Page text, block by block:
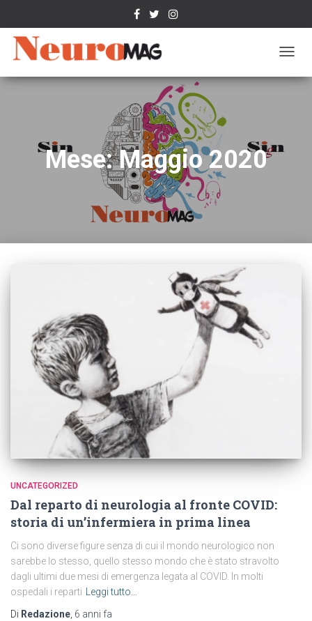
Mese: Maggio 2020
UNCATEGORIZED
Dal reparto di neurologia al fronte COVID:
storia di un’infermiera in prima linea
Ci sono diverse figure senza di cui il mondo neurologico non
sarebbe lo stesso, quello stesso mondo che è stato stravolto
dagli ultimi due mesi di emergenza legata al COVID. In molti
ospedali i reparti
Leggi tutto…
Di Redazione 6 anni fa